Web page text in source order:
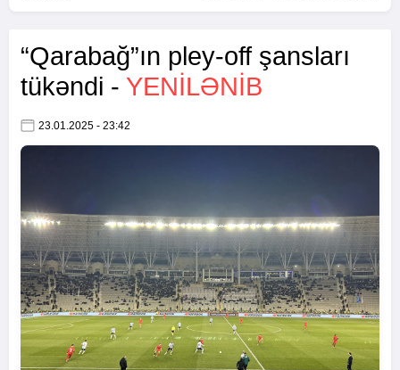
“Qarabağ”ın pley-off şansları
tükəndi - YENİLƏNİB
23.01.2025 - 23:42